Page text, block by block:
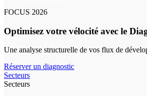
FOCUS 2026
Optimisez votre vélocité avec le
Une analyse structurelle de vos flux de
Réserver un diagnostic
Secteurs
Secteurs